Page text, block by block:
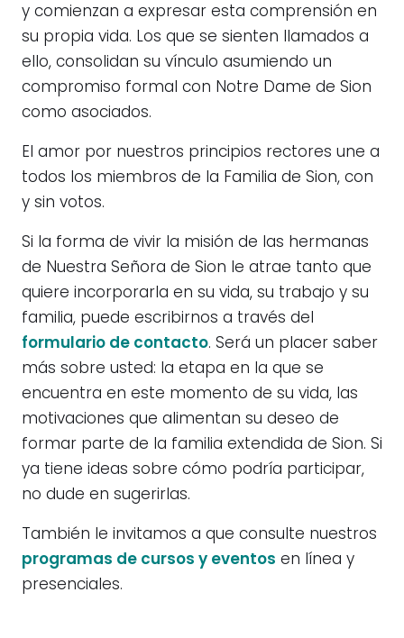
y comienzan a expresar esta comprensión en
su propia vida. Los que se sienten llamados a
ello, consolidan su vínculo asumiendo un
compromiso formal con Notre Dame de Sion
como asociados.
El amor por nuestros principios rectores une a
todos los miembros de la Familia de Sion, con
y sin votos.
Si la forma de vivir la misión de las hermanas
de Nuestra Señora de Sion le atrae tanto que
quiere incorporarla en su vida, su trabajo y su
familia, puede escribirnos a través del
formulario de contacto. Será un placer saber
más sobre usted: la etapa en la que se
encuentra en este momento de su vida, las
motivaciones que alimentan su deseo de
formar parte de la familia extendida de Sion. Si
ya tiene ideas sobre cómo podría participar,
no dude en sugerirlas.
También le invitamos a que consulte nuestros
programas de cursos y eventos en línea y
presenciales.